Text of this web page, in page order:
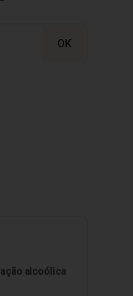
alcoólica